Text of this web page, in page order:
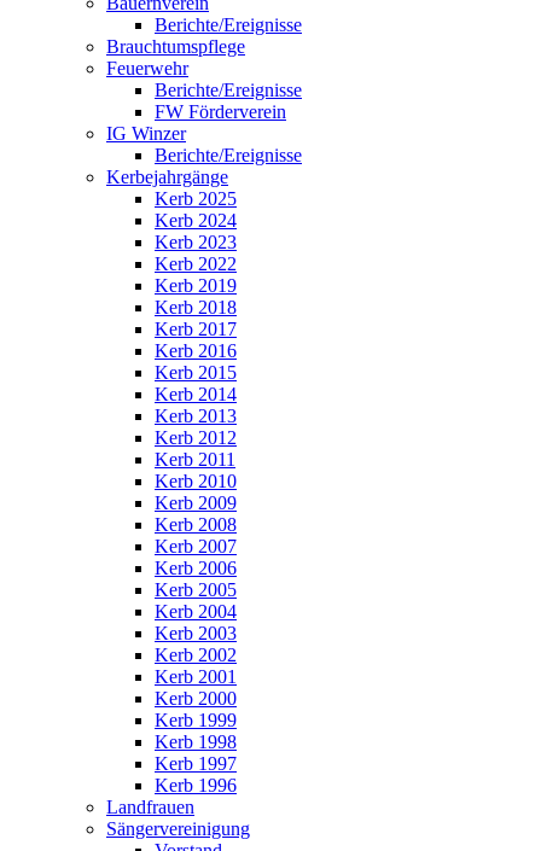
Berichte/Ereignisse
Brauchtumspflege
Feuerwehr
Berichte/Ereignisse
FW Förderverein
IG Winzer
Berichte/Ereignisse
Kerbejahrgänge
Kerb 2025
Kerb 2024
Kerb 2023
Kerb 2022
Kerb 2019
Kerb 2018
Kerb 2017
Kerb 2016
Kerb 2015
Kerb 2014
Kerb 2013
Kerb 2012
Kerb 2011
Kerb 2010
Kerb 2009
Kerb 2008
Kerb 2007
Kerb 2006
Kerb 2005
Kerb 2004
Kerb 2003
Kerb 2002
Kerb 2001
Kerb 2000
Kerb 1999
Kerb 1998
Kerb 1997
Kerb 1996
Landfrauen
Sängervereinigung